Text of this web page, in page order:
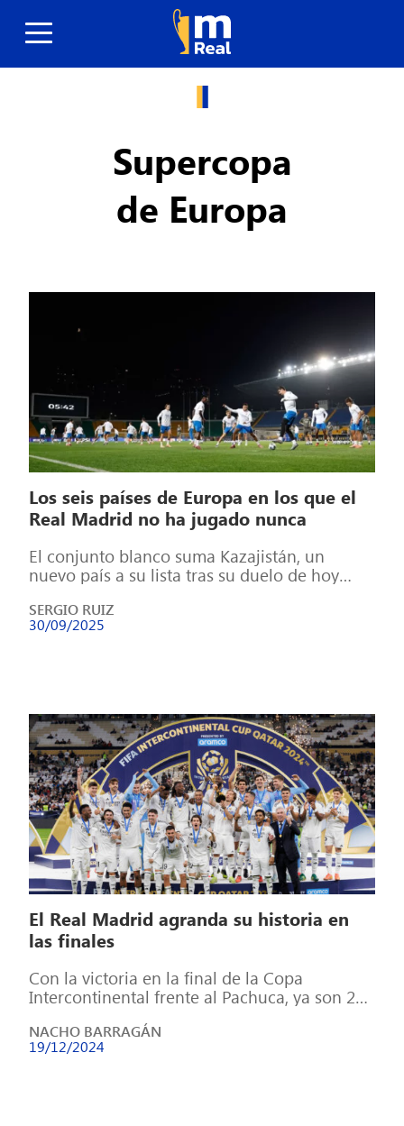
Supercopa
de Europa
Los seis países de Europa en los que el
Real Madrid no ha jugado nunca
El conjunto blanco suma Kazajistán, un
nuevo país a su lista tras su duelo de hoy
SERGIO RUIZ
30/09/2025
El Real Madrid agranda su historia en
las finales
Con la victoria en la final de la Copa
Intercontinental frente al Pachuca, ya son 23
NACHO BARRAGÁN
19/12/2024